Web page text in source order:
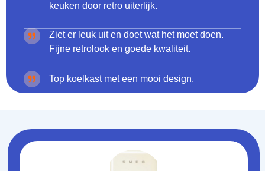
keuken door retro uiterlijk.
Ziet er leuk uit en doet wat het moet doen.
Fijne retrolook en goede kwaliteit.
Top koelkast met een mooi design.